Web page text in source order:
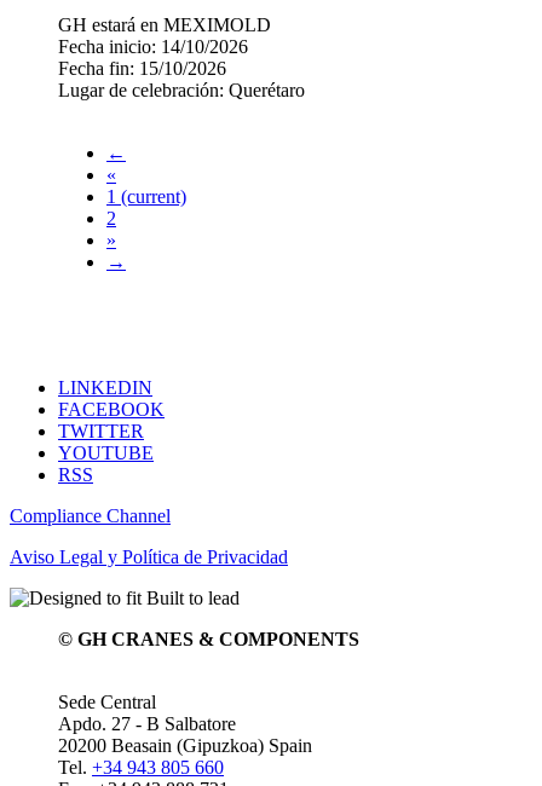
GH estará en MEXIMOLD
Fecha inicio: 14/10/2026
Fecha fin: 15/10/2026
Lugar de celebración: Querétaro
←
«
1 (current)
2
»
→
LINKEDIN
FACEBOOK
TWITTER
YOUTUBE
RSS
Compliance Channel
Aviso Legal y Política de Privacidad
© GH CRANES & COMPONENTS
Sede Central
Apdo. 27 - B Salbatore
20200 Beasain (Gipuzkoa) Spain
Tel. +34 943 805 660